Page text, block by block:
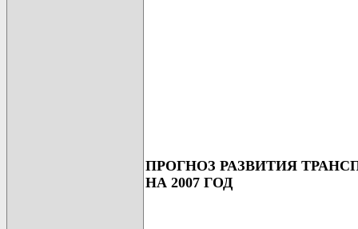
ПРОГНОЗ РАЗВИТИЯ
НА 2007 ГОД